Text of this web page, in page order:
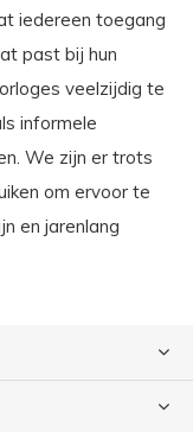
iedereen toegang
past bij hun
veelzijdig te
informele
We zijn er trots
om ervoor te
en jarenlang